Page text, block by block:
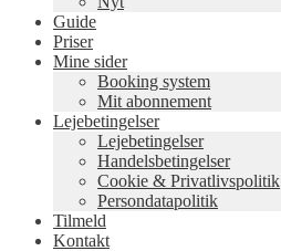
Guide
Priser
Mine sider
Booking system
Mit abonnement
Lejebetingelser
Lejebetingelser
Handelsbetingelser
Cookie & Privatlivspolitik
Persondatapolitik
Tilmeld
Kontakt